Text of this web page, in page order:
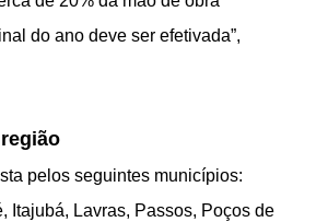
do ano deve ser efetivada”,
pelos seguintes municípios:
Itajubá, Lavras, Passos, Poços de